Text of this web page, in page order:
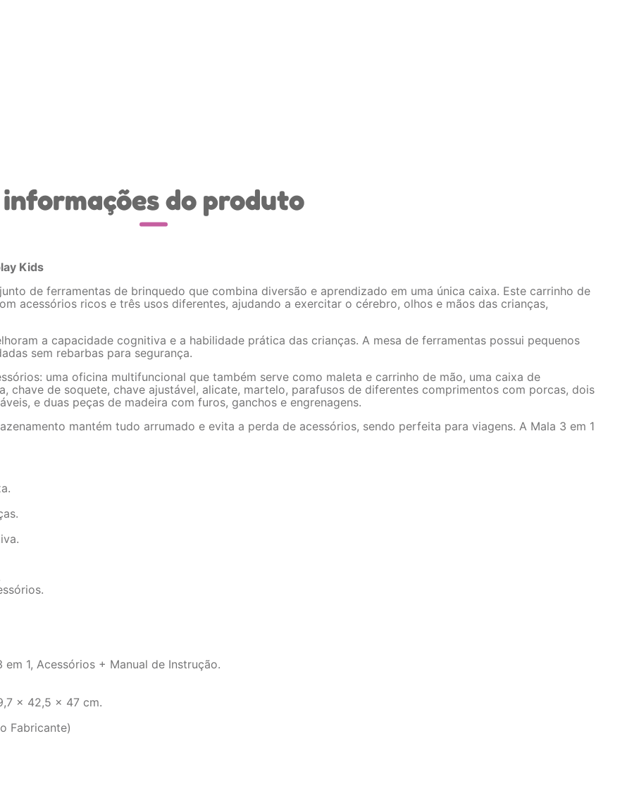
informações do produto
Kids
de ferramentas de brinquedo que combina diversão e aprendizado em uma única caixa. Este carrinho de
acessórios ricos e três usos diferentes, ajudando a exercitar o cérebro, olhos e mãos das crianças,
a capacidade cognitiva e a habilidade prática das crianças. A mesa de ferramentas possui pequenos
sem rebarbas para segurança.
uma oficina multifuncional que também serve como maleta e carrinho de mão, uma caixa de
chave de soquete, chave ajustável, alicate, martelo, parafusos de diferentes comprimentos com porcas, dois
e duas peças de madeira com furos, ganchos e engrenagens.
mantém tudo arrumado e evita a perda de acessórios, sendo perfeita para viagens. A Mala 3 em 1
1, Acessórios + Manual de Instrução.
x 42,5 x 47 cm.
Fabricante)